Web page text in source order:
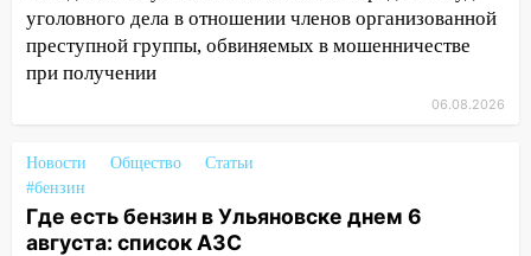
наказали за сокрытие прошлого своего
сотрудник
18:02 В Ульяновск едут звезды
17:08
Ульяновский областной суд
оставил в силе приговор руководству
«УльяновскФармации» за махинации на
3,2 млн рублей
уголовного дела в отношении членов организованной
преступной группы, обвиняемых в мошенничестве
при получении
06.08.2026
Новости Общество
Статьи
#бензин
Где есть бензин в Ульяновске днем 6
августа: список АЗС